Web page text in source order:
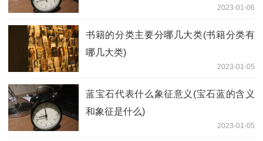
2023-01-06
书籍的分类主要分哪几大类(书籍分类有
哪几大类)
2023-01-05
蓝宝石代表什么象征意义(宝石蓝的含义
和象征是什么)
2023-01-05